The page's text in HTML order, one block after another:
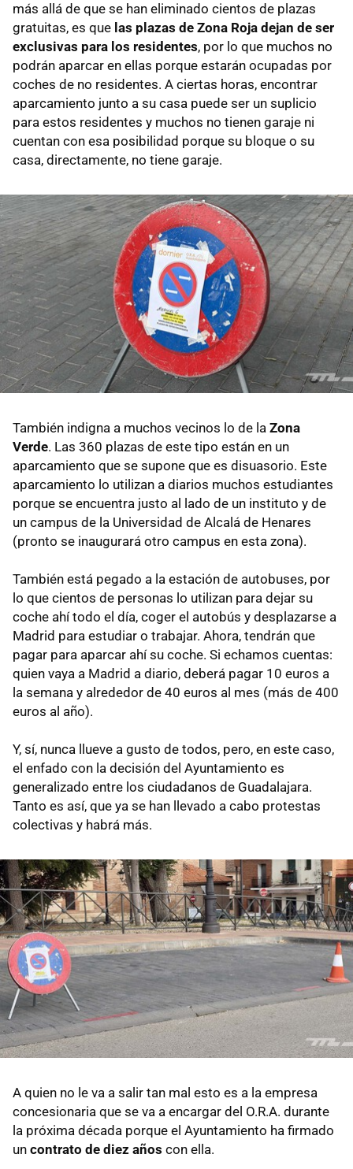
más allá de que se han eliminado cientos de plazas
gratuitas, es que las plazas de Zona Roja dejan de ser
exclusivas para los residentes, por lo que muchos no
podrán aparcar en ellas porque estarán ocupadas por
coches de no residentes. A ciertas horas, encontrar
aparcamiento junto a su casa puede ser un suplicio
para estos residentes y muchos no tienen garaje ni
cuentan con esa posibilidad porque su bloque o su
casa, directamente, no tiene garaje.
También indigna a muchos vecinos lo de la Zona
Verde. Las 360 plazas de este tipo están en un
aparcamiento que se supone que es disuasorio. Este
aparcamiento lo utilizan a diarios muchos estudiantes
porque se encuentra justo al lado de un instituto y de
un campus de la Universidad de Alcalá de Henares
(pronto se inaugurará otro campus en esta zona).
También está pegado a la estación de autobuses, por
lo que cientos de personas lo utilizan para dejar su
coche ahí todo el día, coger el autobús y desplazarse a
Madrid para estudiar o trabajar. Ahora, tendrán que
pagar para aparcar ahí su coche. Si echamos cuentas:
quien vaya a Madrid a diario, deberá pagar 10 euros a
la semana y alrededor de 40 euros al mes (más de 400
euros al año).
Y, sí, nunca llueve a gusto de todos, pero, en este caso,
el enfado con la decisión del Ayuntamiento es
generalizado entre los ciudadanos de Guadalajara.
Tanto es así, que ya se han llevado a cabo protestas
colectivas y habrá más.
A quien no le va a salir tan mal esto es a la empresa
concesionaria que se va a encargar del O.R.A. durante
la próxima década porque el Ayuntamiento ha firmado
un contrato de diez años con ella.